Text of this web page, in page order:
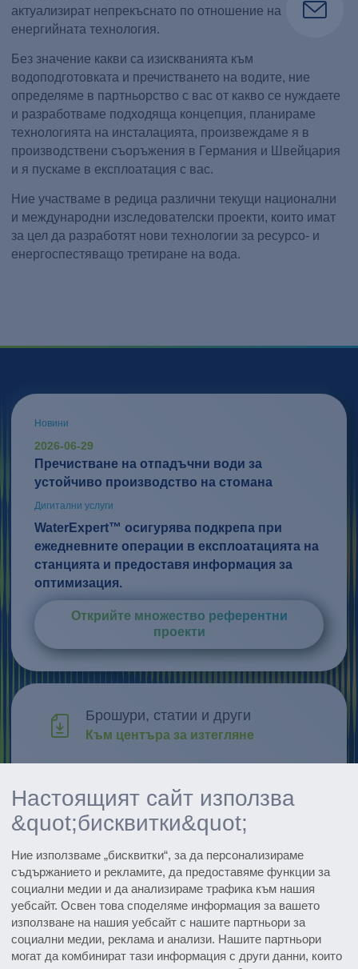
Настоящият сайт използва
&quot;бисквитки&quot;
Ние използваме „бисквитки“, за да персонализираме
съдържанието и рекламите, да предоставяме функции за
социални медии и да анализираме трафика към нашия
уебсайт. Освен това споделяме информация за вашето
използване на нашия уебсайт с нашите партньори за
социални медии, реклама и анализи. Нашите партньори
могат да комбинират тази информация с други данни, които
актуализират непрекъснато по отношение на
енергийната технология.
Без значение какви са изискванията към
водоподготовката и пречистването на водите, ние
определяме в партньорство с вас от какво се нуждаете
и разработваме подходяща концепция, планираме
технологията на инсталацията, произвеждаме я в
производствени съоръжения в Германия и Швейцария
и я пускаме в експлоатация с вас.
Ние участваме в редица различни текущи национални
и международни изследователски проекти, които имат
за цел да разработят нови технологии за ресурсо- и
енергоспестяващо третиране на вода.
Новини
2026-06-29
Пречистване на отпадъчни води за
устойчиво производство на стомана
Дигитални услуги
WaterExpert™ осигурява подкрепа при
ежедневните операции в експлоатацията на
станцията и предоставя информация за
оптимизация.
Открийте множество референтни
проекти
Брошури, статии и други
Към центъра за изтегляне
Открийте иновациите
Вижте датите
Subscribe to the pharmaceutical
newsletter